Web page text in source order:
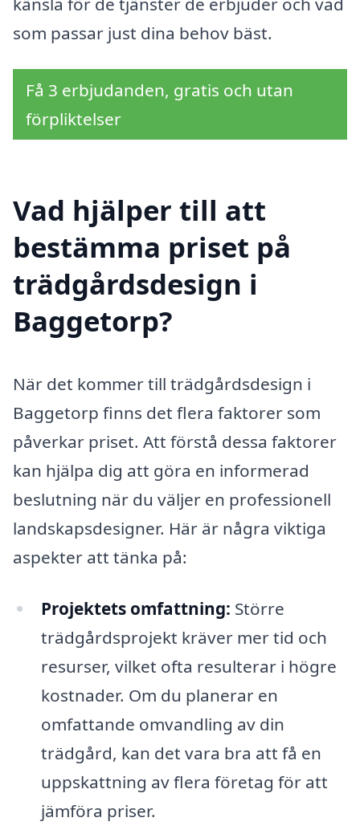
som passar just dina behov bäst.
Få 3 erbjudanden, gratis och utan
förpliktelser
Vad hjälper till att
bestämma priset på
trädgårdsdesign i
Baggetorp?
När det kommer till trädgårdsdesign i
Baggetorp finns det flera faktorer som
påverkar priset. Att förstå dessa faktorer
kan hjälpa dig att göra en informerad
beslutning när du väljer en professionell
landskapsdesigner. Här är några viktiga
aspekter att tänka på:
Projektets omfattning: Större
trädgårdsprojekt kräver mer tid och
resurser, vilket ofta resulterar i högre
kostnader. Om du planerar en
omfattande omvandling av din
trädgård, kan det vara bra att få en
uppskattning av flera företag för att
jämföra priser.